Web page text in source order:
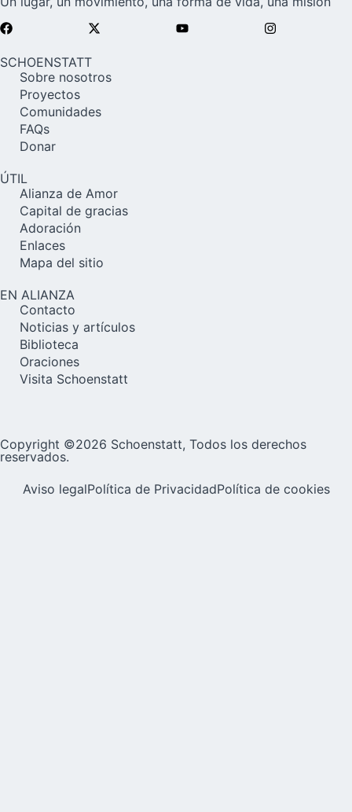
SCHOENSTATT
Sobre nosotros
Proyectos
Comunidades
FAQs
Donar
ÚTIL
Alianza de Amor
Capital de gracias
Adoración
Enlaces
Mapa del sitio
EN ALIANZA
Contacto
Noticias y artículos
Biblioteca
Oraciones
Visita Schoenstatt
Copyright ©2026 Schoenstatt, Todos los derechos
reservados.
Aviso legalPolítica de PrivacidadPolítica de cookies